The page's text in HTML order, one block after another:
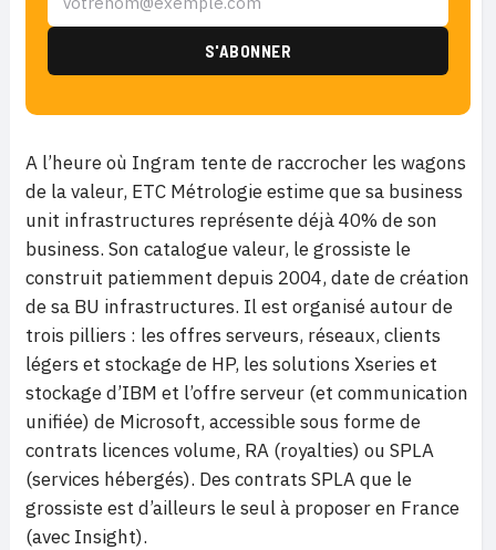
A l’heure où Ingram tente de raccrocher les wagons
de la valeur, ETC Métrologie estime que sa business
unit infrastructures représente déjà 40% de son
business. Son catalogue valeur, le grossiste le
construit patiemment depuis 2004, date de création
de sa BU infrastructures. Il est organisé autour de
trois pilliers : les offres serveurs, réseaux, clients
légers et stockage de HP, les solutions Xseries et
stockage d’IBM et l’offre serveur (et communication
unifiée) de Microsoft, accessible sous forme de
contrats licences volume, RA (royalties) ou SPLA
(services hébergés). Des contrats SPLA que le
grossiste est d’ailleurs le seul à proposer en France
(avec Insight).